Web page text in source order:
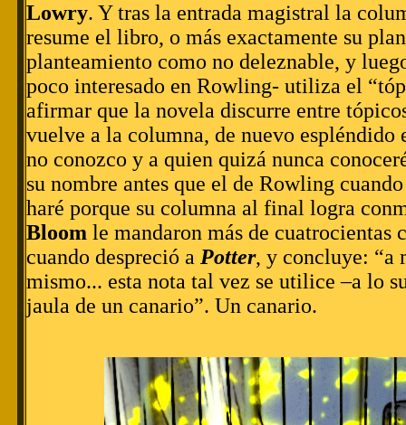
Lowry. Y tras la entrada magistral la
resume el libro, o más exactamente su
planteamiento como no deleznable, y
poco interesado en Rowling- utiliza el
afirmar que la novela discurre entre
vuelve a la columna, de nuevo espléndido
no conozco y a quien quizá nunca
su nombre antes que el de Rowling
haré porque su columna al final logra
Bloomle mandaron más de cuatrocientas
cuando despreció a Potter, y concluye: “a
mismo... esta nota tal vez se utilice –a lo
jaula de un canario”. Un canario.